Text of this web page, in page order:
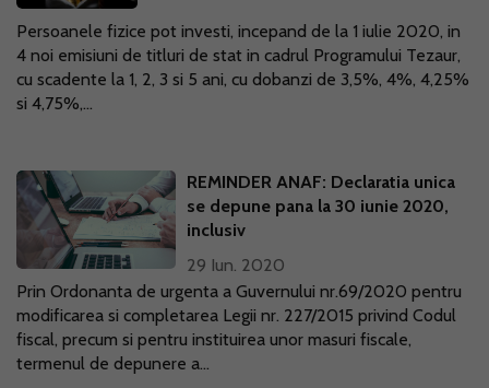
Persoanele fizice pot investi, incepand de la 1 iulie 2020, in
4 noi emisiuni de titluri de stat in cadrul Programului Tezaur,
cu scadente la 1, 2, 3 si 5 ani, cu dobanzi de 3,5%, 4%, 4,25%
si 4,75%,...
REMINDER ANAF: Declaratia unica
se depune pana la 30 iunie 2020,
inclusiv
29 Iun. 2020
Prin Ordonanta de urgenta a Guvernului nr.69/2020 pentru
modificarea si completarea Legii nr. 227/2015 privind Codul
fiscal, precum si pentru instituirea unor masuri fiscale,
termenul de depunere a...